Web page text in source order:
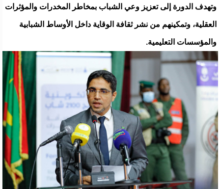
وتهدف الدورة إلى تعزيز وعي الشباب بمخاطر المخدرات والمؤثرات
العقلية، وتمكينهم من نشر ثقافة الوقاية داخل الأوساط الشبابية
والمؤسسات التعليمية.